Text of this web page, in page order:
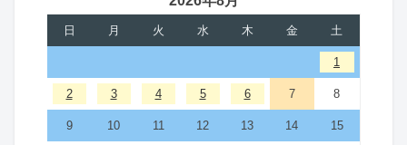
日 月 火 水 木 金 土
1
2 3 4 5 6 7 8
9 10 11 12 13 14 15